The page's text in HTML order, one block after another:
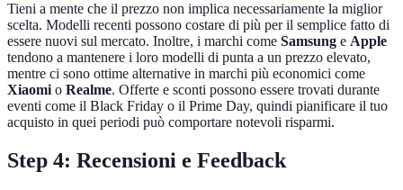
Tieni a mente che il prezzo non implica necessariamente la miglior
scelta. Modelli recenti possono costare di più per il semplice fatto di
essere nuovi sul mercato. Inoltre, i marchi come Samsung e Apple
tendono a mantenere i loro modelli di punta a un prezzo elevato,
mentre ci sono ottime alternative in marchi più economici come
Xiaomio Realme. Offerte e sconti possono essere trovati durante
eventi come il Black Friday o il Prime Day, quindi pianificare il tuo
acquisto in quei periodi può comportare notevoli risparmi.
Step 4: Recensioni e Feedback